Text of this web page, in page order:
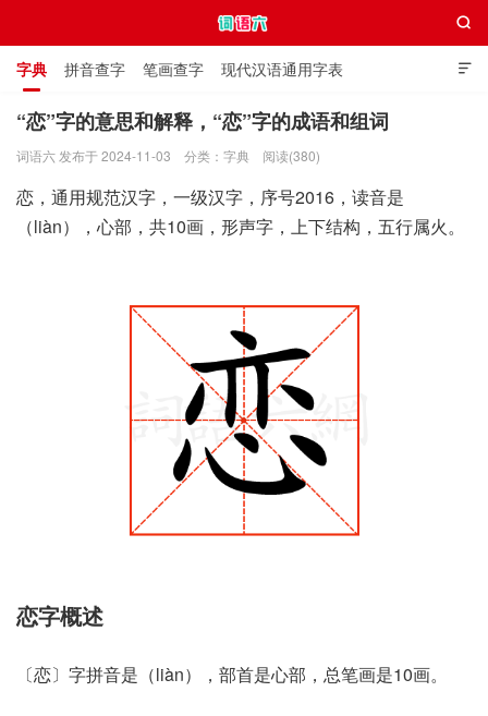

字典 拼音查字 笔画查字 现代汉语通用字表
通用规范汉字表 叠字大全 独体字大全 极简英语词典

“恋”字的意思和解释，“恋”字的成语和组词
词语六 发布于 2024-11-03 分类： 字典 阅读(380)
恋，通用规范汉字，一级汉字，序号2016，读音是
（liàn），心部，共10画，形声字，上下结构，五行属火。
恋字概述
〔恋〕字拼音是（liàn），部首是心部，总笔画是10画。